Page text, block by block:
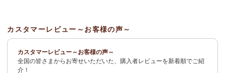
3/11：イレギュラーヘム タックスカート
イクオリティ◇で仕立てた新作登場！『ニッポンの技×アフリカの
2/4： 長財布L字ファスナー～キテンゲ本革仕立て
～キテンゲ◇ハ
カスタマーレビュー～お客様の声～
カスタマーレビュー～お客様の声～
全国の皆さまからお寄せいただいた、購入者レビューを新着順でご紹
介！